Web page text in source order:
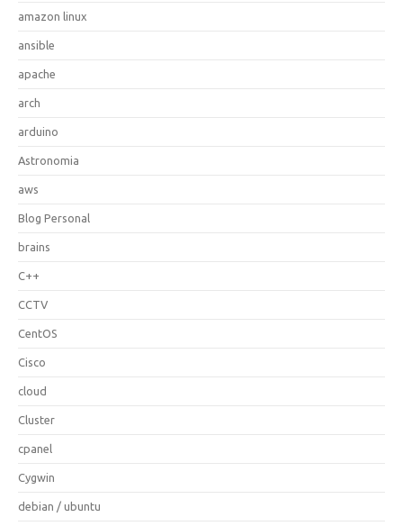
amazon linux
ansible
apache
arch
arduino
Astronomia
aws
Blog Personal
brains
C++
CCTV
CentOS
Cisco
cloud
Cluster
cpanel
Cygwin
debian / ubuntu